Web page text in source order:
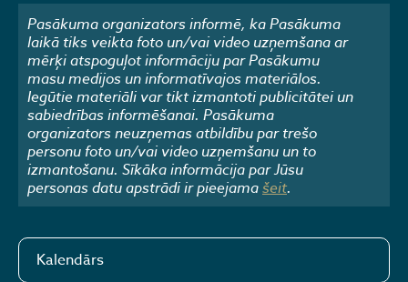
Pasākuma organizators informē, ka Pasākuma
laikā tiks veikta foto un/vai video uzņemšana ar
mērķi atspoguļot informāciju par Pasākumu
masu medijos un informatīvajos materiālos.
Iegūtie materiāli var tikt izmantoti publicitātei un
sabiedrības informēšanai. Pasākuma
organizators neuzņemas atbildību par trešo
personu foto un/vai video uzņemšanu un to
izmantošanu. Sīkāka informācija par Jūsu
personas datu apstrādi ir pieejamašeit.
Kalendārs